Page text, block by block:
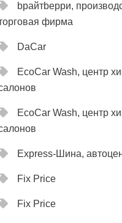
bрайтbерри,
фирма
DaCar
EcoCar Wash, центр
EcoCar Wash, центр
Express-Шина,
Fix Price
Fix Price